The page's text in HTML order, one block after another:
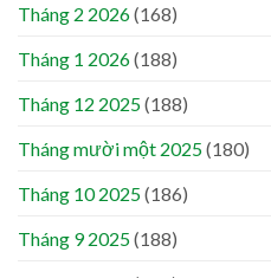
Tháng 2 2026(168)
Tháng 1 2026(188)
Tháng 12 2025(188)
Tháng mười một 2025(180)
Tháng 10 2025(186)
Tháng 9 2025(188)